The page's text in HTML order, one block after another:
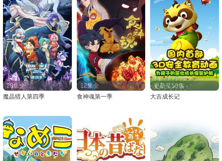
28集全
魔晶猎人第四季
12集全
食神魂第一季
更新至58集
大吉成长记